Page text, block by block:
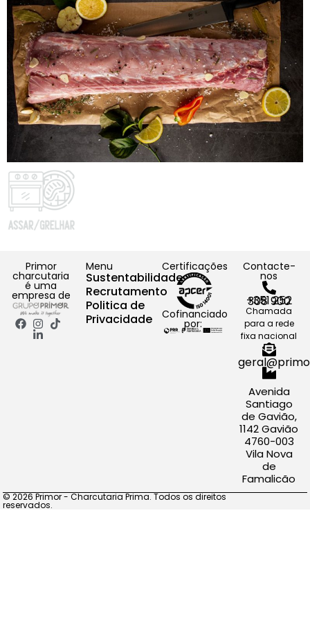
Primor
charcutaria
é uma
empresa de
Menu
Sustentabilidade
Recrutamento
Politica de
Privacidade
Certificações
Cofinanciado
por:
Contacte-
nos
+351 252 308 900
Chamada
para a rede
fixa nacional
Avenida
Santiago
de Gavião,
1142 Gavião
4760-003
Vila Nova
de
Famalicão
© 2026 Primor - Charcutaria Prima. Todos os direitos
reservados.